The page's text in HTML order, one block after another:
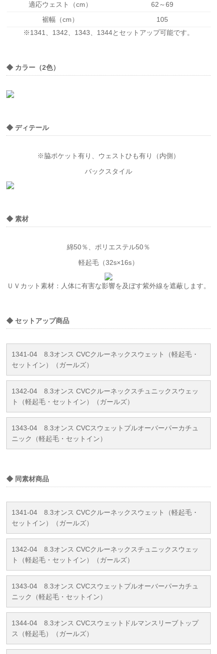
適応ウェスト（cm）
62～69
裾幅（cm）
105
※1341、1342、1343、1344とセットアップ可能です。
◆ カラー（2色）
◆ ディテール
※脇ポケット有り、ウェストひも有り（内側）
バックスタイル
◆ 素材
綿50％、ポリエステル50％
軽起毛（32s×16s）
ＵＶカット素材：人体に有害な影響を及ぼす紫外線を遮蔽します。
◆ セットアップ商品
1341-04 8.3オンス CVCクルーネックスウェット（軽起毛・
セットイン）（ガールズ）
1342-04 8.3オンス CVCクルーネックスチュニックスウェッ
ト（軽起毛・セットイン）（ガールズ）
1343-04 8.3オンス CVCスウェットプルオーバーパーカチュ
ニック（軽起毛・セットイン）
◆ 同素材商品
1341-04 8.3オンス CVCクルーネックスウェット（軽起毛・
セットイン）（ガールズ）
1342-04 8.3オンス CVCクルーネックスチュニックスウェッ
ト（軽起毛・セットイン）（ガールズ）
1343-04 8.3オンス CVCスウェットプルオーバーパーカチュ
ニック（軽起毛・セットイン）
1344-04 8.3オンス CVCスウェットドルマンスリーブトップ
ス（軽起毛）（ガールズ）